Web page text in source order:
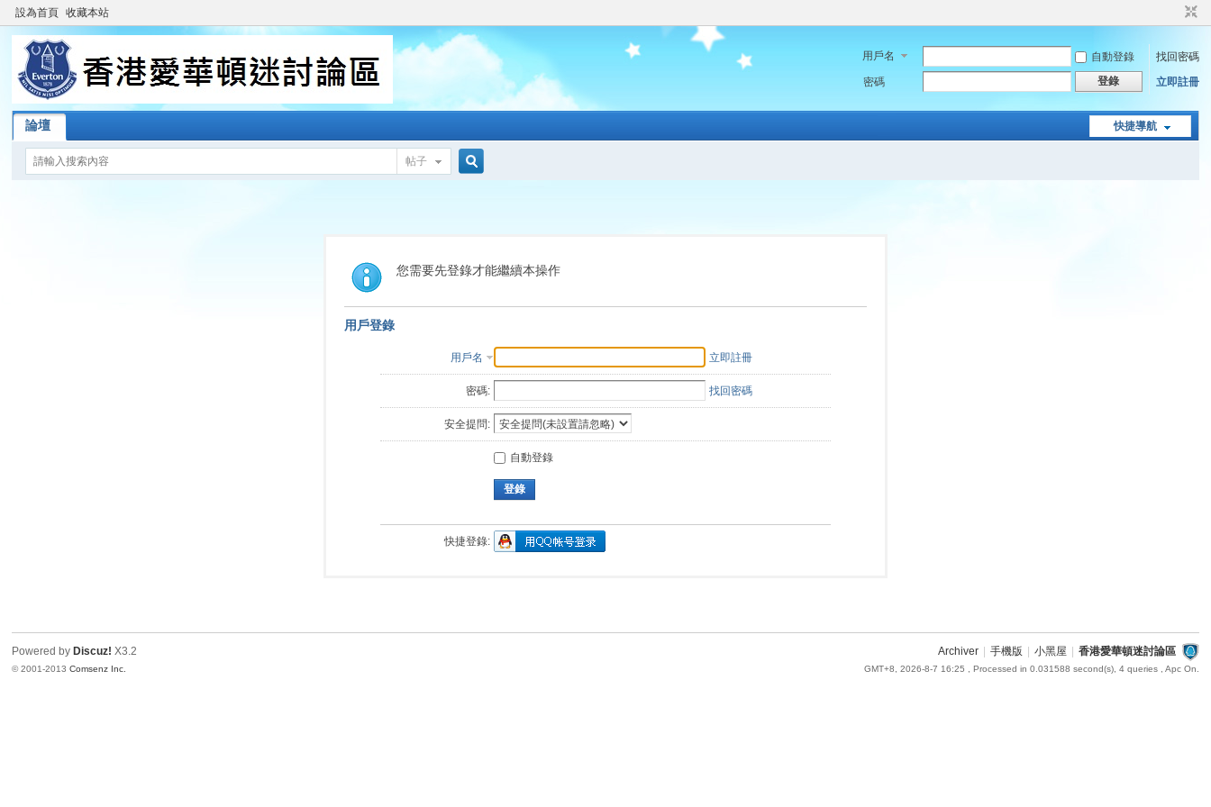
設為首頁 收藏本站
用戶名 自動登錄
找回密碼
密碼
登錄 立即註冊
快捷導航
論壇
帖子
索
您需要先登錄才能繼續本操作
用戶登錄
用戶名 立即註冊
密碼: 找回密碼
安全提問:
自動登錄
登錄
快捷登錄:
Archiver 手機版 小黑屋 香港愛華頓迷討論區
GMT+8, 2026-8-7 16:25 , Processed in 0.031588 second(s), 4 queries , Apc On.
Powered by Discuz! X3.2
© 2001-2013Comsenz Inc.